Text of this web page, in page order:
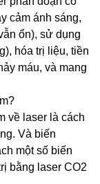
cảm ánh sáng,
ổn), sử dụng
hóa trị liệu, tiền
máu, và mang
về laser là cách
Và biến
một số biến
bằng laser CO2